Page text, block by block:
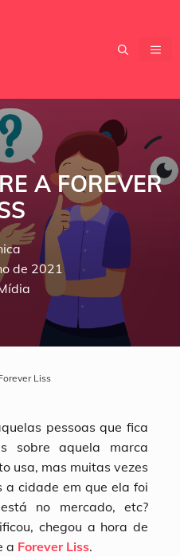
A FOREVER
de 2021
Liss
pessoas que fica
sobre aquela marca
usa, mas muitas vezes
a cidade em que ela foi
no mercado, etc?
chegou a hora de
a Forever Liss.